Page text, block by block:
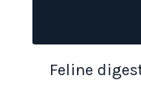
Feline